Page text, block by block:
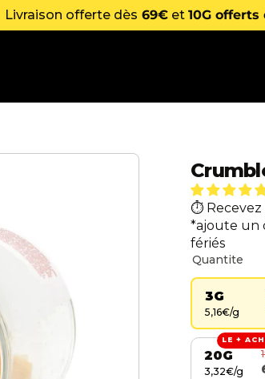
Livraison offerte dès 69€ et 10G
*ajoute un
fériés
Quantite
3G
5,16€/g
20G
3,32€/g